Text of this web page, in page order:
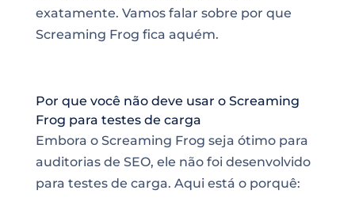
exatamente. Vamos falar sobre por que
Screaming Frog fica aquém.
Por que você não deve usar o Screaming
Frog para testes de carga
Embora o Screaming Frog seja ótimo para
auditorias de SEO, ele não foi desenvolvido
para testes de carga. Aqui está o porquê: